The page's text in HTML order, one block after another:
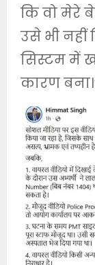
कि वो मेरे
उसे भी नहीं
सिस्टम में
कारण